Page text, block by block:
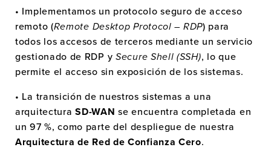
• Implementamos un protocolo seguro de acceso
remoto (Remote Desktop Protocol – RDP) para
todos los accesos de terceros mediante un servicio
gestionado de RDP y Secure Shell (SSH), lo que
permite el acceso sin exposición de los sistemas.
• La transición de nuestros sistemas a una
arquitecturaSD-WAN se encuentra completada en
un 97 %, como parte del despliegue de nuestra
Arquitectura de Red de Confianza Cero.